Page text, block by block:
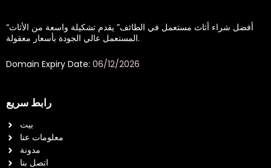
“أفضل شراء أثاث مستعمل في الطائف” يقدم تشكيلة واسعة من الأثاث
المستعمل عالي الجودة بأسعار معقولة.
Domain Expiry Date: 06/12/2026
رابط سريع
بيت
معلومات عنا
مدونة
اتصل بنا